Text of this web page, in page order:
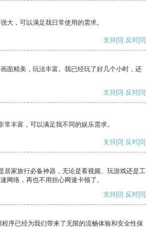
大，可以满足我日常使用的需求。
支持[0] 反对[0]
面精美，玩法丰富。我已经玩了好几个小时，还
支持[0] 反对[0]
常丰富，可以满足我不同的娱乐需求。
支持[0] 反对[0]
居家旅行必备神器，无论是看视频、玩游戏还是工
网络，再也不用担心网速卡顿了。
支持[0] 反对[0]
序已经为我们带来了无限的流畅体验和安全性保